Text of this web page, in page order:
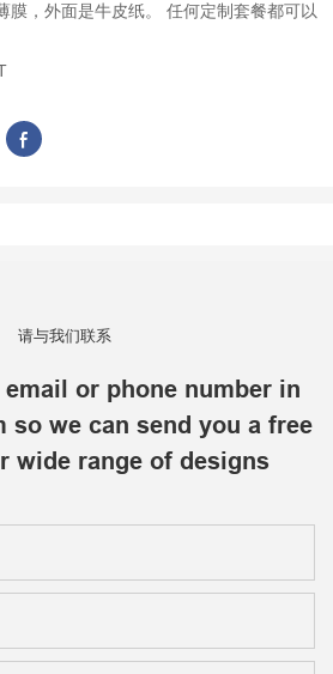
膜，外面是牛皮纸。 任何定制套餐都可以
请与我们联系
or phone number in
so we can send you a free
wide range of designs